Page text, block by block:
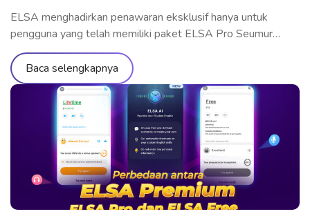
Hidup Dengan Harga Spesial
ELSA menghadirkan penawaran eksklusif hanya untuk
pengguna yang telah memiliki paket ELSA Pro Seumur
Hidup – kesempatan emas untuk upgrade ke ELSA
Premium Seumur Hidup dengan harga terbaik yang belum
pernah ada sebelumnya! Penawaran Hanya untuk Pengguna
ELSA Pro Seumur Hidup Jika Anda adalah pemilik paket
ELSA Pro Seumur Hidup, maka ini adalah saat yang […]
Baca selengkapnya